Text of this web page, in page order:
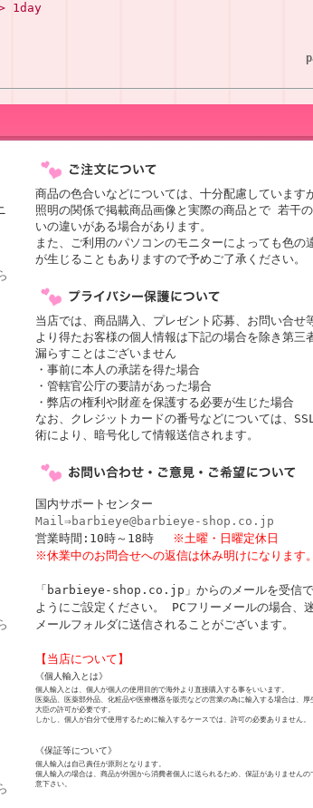
1day
商品の色合いなどについては、十分配慮しています
照明の関係で掲載商品画像と実際の商品とで 若干
いの違いがある場合があります。
また、ご利用のパソコンのモニターによっても色の
が生じることもありますので予めご了承ください。
当店では、商品購入、プレゼント応募、お問い合せ
より得たお客様の個人情報は下記の場合を除き第三
漏らすことはございません
・事前に本人の承諾を得た場合
・管轄官公庁の要請があった場合
・弊店の権利や財産を保護する必要が生じた場合
なお、クレジットカードの番号などについては、
術により、暗号化して情報送信されます。
国内サポートセンター
Mail⇒barbieye@barbieye-shop.co.jp
営業時間:10時～18時
※土曜・日曜定休日
※休業中のお問合せへの返信は休み明けになります。
「barbieye-shop.co.jp」からのメールを受信
ようにご設定ください。 PCフリーメールの場合、
メールフォルダに送信されることがございます。
【当店について】
《個人輸入とは》
個人輸入とは、個人が個人の使用目的で海外より直接購入する事をいいます。
医薬品、医薬部外品、化粧品や医療機器を販売などの営業の為に輸入する場合は、厚
大臣の許可が必要です。
しかし、個人が自分で使用するために輸入するケースでは、許可の必要ありません。
《保証等について》
個人輸入は自己責任が原則となります。
個人輸入の場合は、商品が外国から消費者個人に送られるため、保証がありませんの
意下さい。